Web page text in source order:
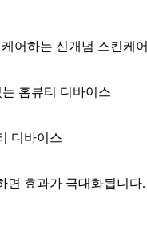
어하는 신개념 스킨케어
홈뷰티 디바이스
디바이스
면 효과가 극대화됩니다.